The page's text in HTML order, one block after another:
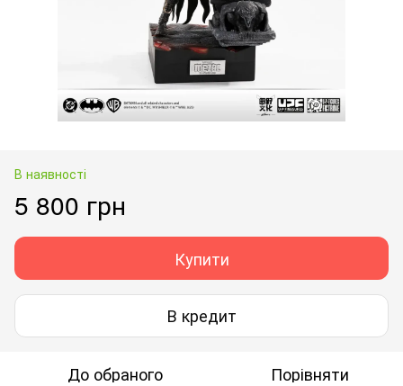
В наявності
5 800 грн
Купити
В кредит
До обраного Порівняти